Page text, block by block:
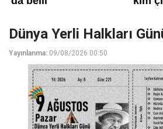
Dünya Yerli Halkları
Yayınlanma: 09/08/2026 00:50